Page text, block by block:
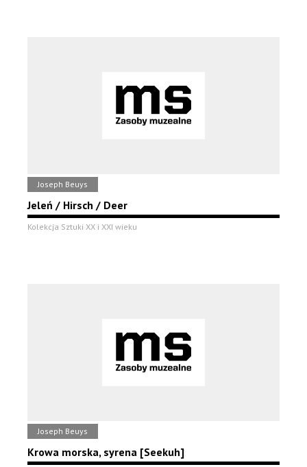
Joseph Beuys
Jeleń / Hirsch / Deer
Kolekcja Sztuki XX i XXI wieku
Joseph Beuys
Krowa morska, syrena [Seekuh]